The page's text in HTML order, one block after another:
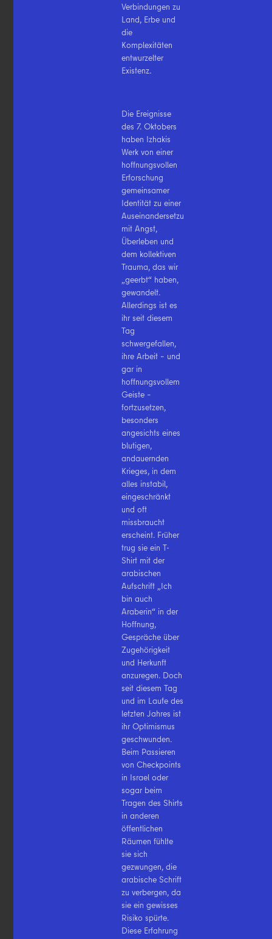
Verbindungen zu
Land, Erbe und
die
Komplexitäten
entwurzelter
Existenz.
Die Ereignisse
des 7. Oktobers
haben Izhakis
Werk von einer
hoffnungsvollen
Erforschung
gemeinsamer
Identität zu einer
Auseinandersetzung
mit Angst,
Überleben und
dem kollektiven
Trauma, das wir
„geerbt“ haben,
gewandelt.
Allerdings ist es
ihr seit diesem
Tag
schwergefallen,
ihre Arbeit – und
gar in
hoffnungsvollem
Geiste –
fortzusetzen,
besonders
angesichts eines
blutigen,
andauernden
Krieges, in dem
alles instabil,
eingeschränkt
und oft
missbraucht
erscheint. Früher
trug sie ein T-
Shirt mit der
arabischen
Aufschrift „Ich
bin auch
Araberin“ in der
Hoffnung,
Gespräche über
Zugehörigkeit
und Herkunft
anzuregen. Doch
seit diesem Tag
und im Laufe des
letzten Jahres ist
ihr Optimismus
geschwunden.
Beim Passieren
von Checkpoints
in Israel oder
sogar beim
Tragen des Shirts
in anderen
öffentlichen
Räumen fühlte
sie sich
gezwungen, die
arabische Schrift
zu verbergen, da
sie ein gewisses
Risiko spürte.
Diese Erfahrung